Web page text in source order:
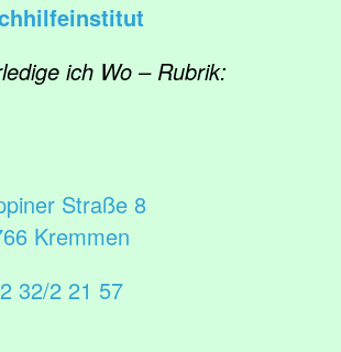
ich Wo – Rubrik:
Straße 8
Kremmen
32/2 21 57